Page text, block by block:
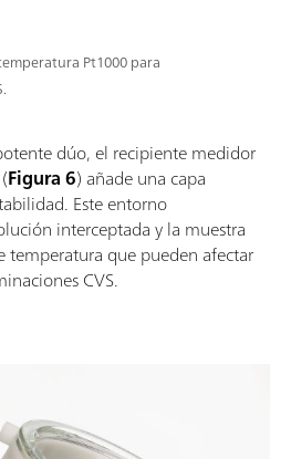
Pt1000 para
dúo, el recipiente medidor
Figura 6) añade una capa
Este entorno
interceptada y la muestra
temperatura que pueden afectar
CVS.